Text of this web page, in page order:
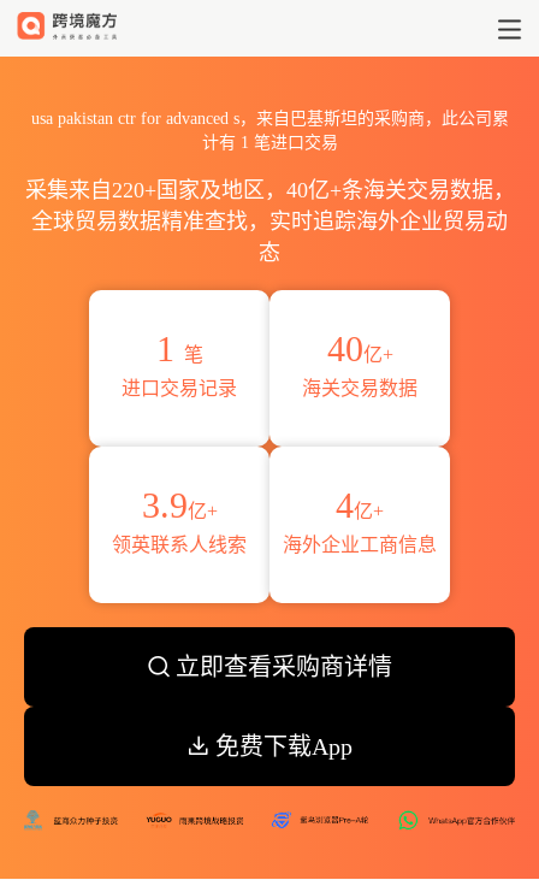
usa pakistan ctr for advanced s，来自巴基斯坦的采购商，此公司累
计有 1 笔进口交易
采集来自220+国家及地区，40亿+条海关交易数据，
全球贸易数据精准查找，实时追踪海外企业贸易动
态
1
笔
进口交易记录
40亿+
海关交易数据
3.9亿+
领英联系人线索
4亿+
海外企业工商信息
立即查看采购商详情
免费下载App